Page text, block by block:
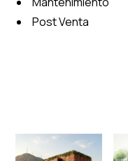
Post Venta